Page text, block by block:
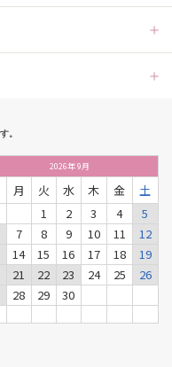
。
2026年9月
月 火 水 木 金
土
1
2 3 4
5
7 8 9 10 11
12
14 15 16 17 18
19
21 22 23 24 25
26
28 29 30